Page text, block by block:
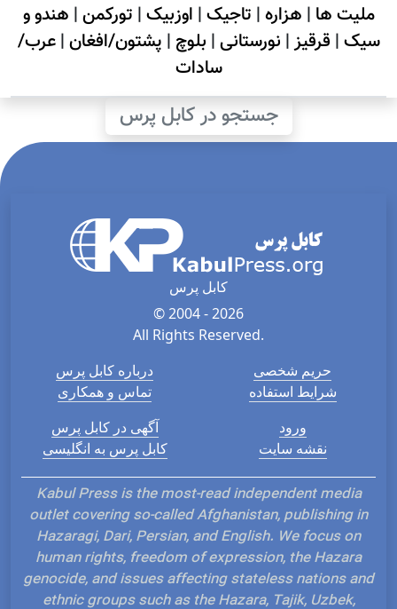
ملیت ها | هزاره| تاجیک| اوزبیک| تورکمن| هندو و
سیک| قرقیز| نورستانی| بلوچ | پشتون/افغان|عرب/
سادات
جستجو در کابل پرس
کابل پرس
© 2004 - 2026
All Rights Reserved.
درباره کابل پرس
تماس و همکاری
حریم شخصی
شرایط استفاده
آگهی در کابل پرس
کابل پرس به انگلیسی
ورود
نقشه سایت
Kabul Press is the most-read independent media
outlet covering so-called Afghanistan, publishing in
Hazaragi, Dari, Persian, and English. We focus on
human rights, freedom of expression, the Hazara
genocide, and issues affecting stateless nations and
ethnic groups such as the Hazara, Tajik, Uzbek,